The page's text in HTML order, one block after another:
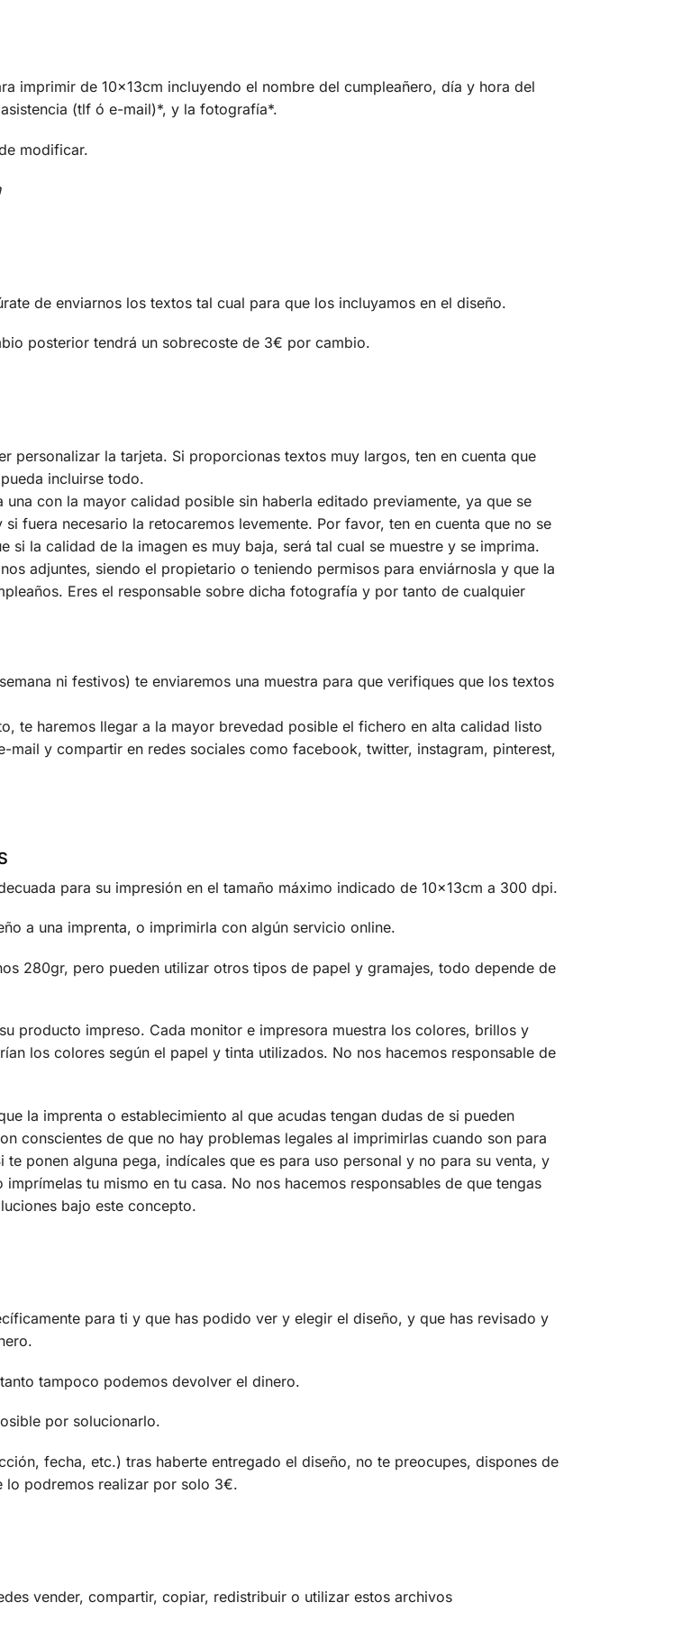
imprimir de 10x13cm incluyendo el nombre del cumpleañero, día y hora del
(tlf ó e-mail)*, y la fotografía*.
modificar.
de enviarnos los textos tal cual para que los incluyamos en el diseño.
posterior tendrá un sobrecoste de 3€ por cambio.
personalizar la tarjeta. Si proporcionas textos muy largos, ten en cuenta que
incluirse todo.
con la mayor calidad posible sin haberla editado previamente, ya que se
fuera necesario la retocaremos levemente. Por favor, ten en cuenta que no se
la calidad de la imagen es muy baja, será tal cual se muestre y se imprima.
adjuntes, siendo el propietario o teniendo permisos para enviárnosla y que la
Eres el responsable sobre dicha fotografía y por tanto de cualquier
ni festivos) te enviaremos una muestra para que verifiques que los textos
te haremos llegar a la mayor brevedad posible el fichero en alta calidad listo
y compartir en redes sociales como facebook, twitter, instagram, pinterest,
para su impresión en el tamaño máximo indicado de 10x13cm a 300 dpi.
a una imprenta, o imprimirla con algún servicio online.
280gr, pero pueden utilizar otros tipos de papel y gramajes, todo depende de
producto impreso. Cada monitor e impresora muestra los colores, brillos y
los colores según el papel y tinta utilizados. No nos hacemos responsable de
la imprenta o establecimiento al que acudas tengan dudas de si pueden
conscientes de que no hay problemas legales al imprimirlas cuando son para
ponen alguna pega, indícales que es para uso personal y no para su venta, y
tu mismo en tu casa. No nos hacemos responsables de que tengas
bajo este concepto.
para ti y que has podido ver y elegir el diseño, y que has revisado y
tampoco podemos devolver el dinero.
por solucionarlo.
fecha, etc.) tras haberte entregado el diseño, no te preocupes, dispones de
lo podremos realizar por solo 3€.
vender, compartir, copiar, redistribuir o utilizar estos archivos